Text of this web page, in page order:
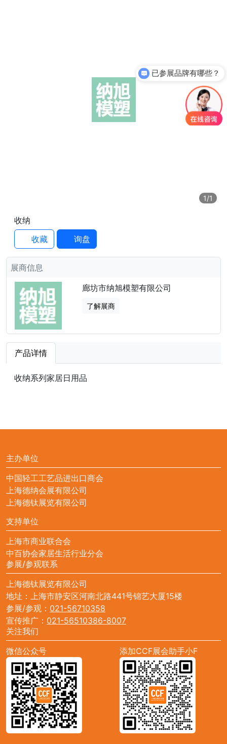
1/1
收纳
收藏
询盘
展商信息
廊坊市纳旭模塑有限公司
了解展商
产品详情
收纳系列家居日用品
主办单位
中国轻工工艺品进出口商会
上海德纳会展有限公司
上海德钛展览有限公司
支持单位
上海市商业联合会
中百协会家居生活行业分会
参展/参观联系
上海德钛展览有限公司
地址：上海市静安区河南北路441号锦艺大厦15楼
参展/参观： 021-56710358
宣传推广： 021-56510386-8007
关注我们
微信公众号
添加CCF展会助手小F
已参展品牌有哪些？